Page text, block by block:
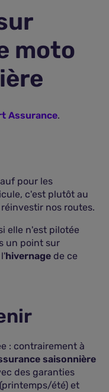
moto
Assurance.
pour les
c'est plutôt au
nos routes.
elle n'est pilotée
un point sur
hivernage de ce
: contrairement à
saisonnière
des garanties
été) et